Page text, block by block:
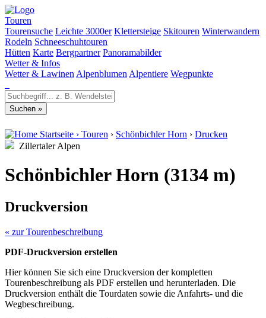
Touren
Tourensuche Leichte 3000er Klettersteige Skitouren Winterwandern
Rodeln Schneeschuhtouren
Hütten Karte Bergpartner Panoramabilder
Wetter & Infos
Wetter & Lawinen Alpenblumen Alpentiere Wegpunkte
Startseite › Touren › Schönbichler Horn › Drucken
Zillertaler Alpen
Schönbichler Horn (3134 m)
Druckversion
« zur Tourenbeschreibung
PDF-Druckversion erstellen
Hier können Sie sich eine Druckversion der kompletten
Tourenbeschreibung als PDF erstellen und herunterladen. Die
Druckversion enthält die Tourdaten sowie die Anfahrts- und die
Wegbeschreibung.